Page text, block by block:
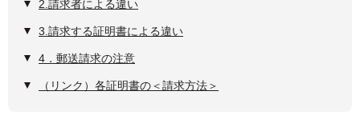
2.請求者による違い
3.請求する証明書による違い
4．郵送請求の注意
（リンク）各証明書の＜請求方法＞